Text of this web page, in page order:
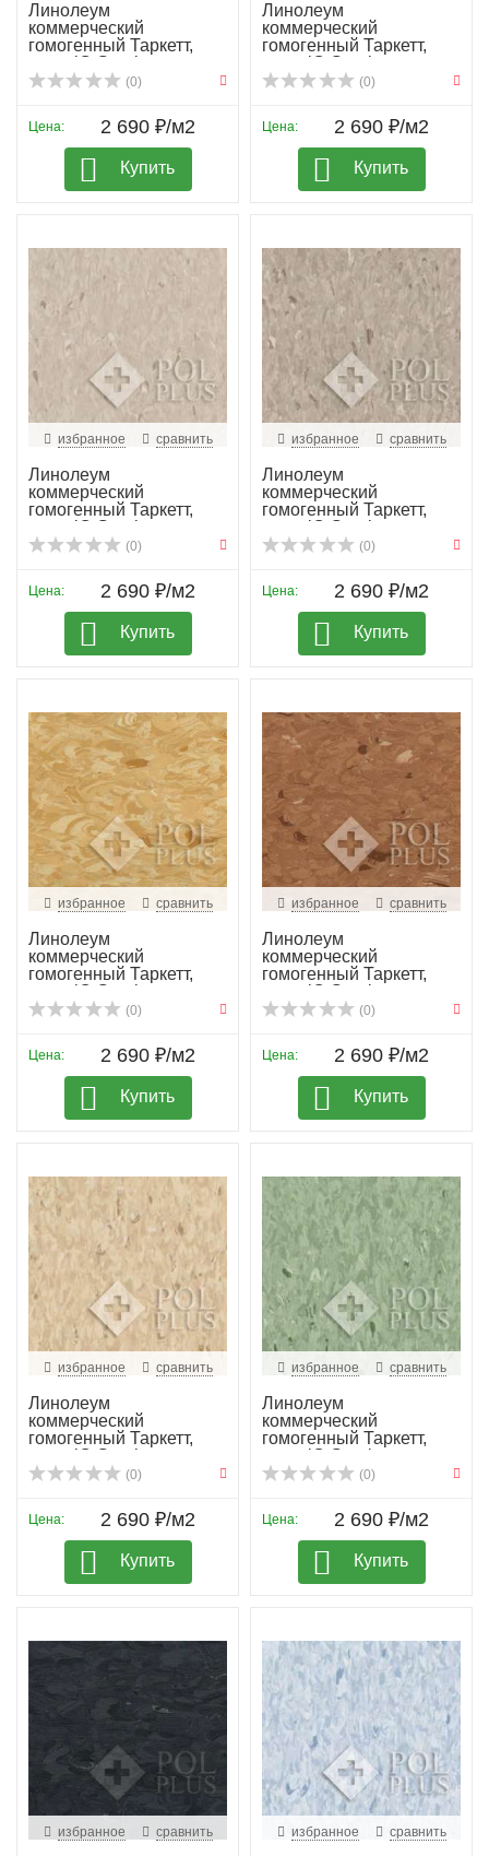
Линолеум
коммерческий
гомогенный Таркетт,
колл. iQ Granit...
(0)
Цена: 2 690 ₽/м2
Купить
Линолеум
коммерческий
гомогенный Таркетт,
колл. iQ Granit...
(0)
Цена: 2 690 ₽/м2
Купить
избранное сравнить
Линолеум
коммерческий
гомогенный Таркетт,
колл. iQ Granit...
(0)
Цена: 2 690 ₽/м2
Купить
избранное сравнить
Линолеум
коммерческий
гомогенный Таркетт,
колл. iQ Granit...
(0)
Цена: 2 690 ₽/м2
Купить
избранное сравнить
Линолеум
коммерческий
гомогенный Таркетт,
колл. iQ Granit...
(0)
Цена: 2 690 ₽/м2
Купить
избранное сравнить
Линолеум
коммерческий
гомогенный Таркетт,
колл. iQ Granit...
(0)
Цена: 2 690 ₽/м2
Купить
избранное сравнить
Линолеум
коммерческий
гомогенный Таркетт,
колл. iQ Granit...
(0)
Цена: 2 690 ₽/м2
Купить
избранное сравнить
Линолеум
коммерческий
гомогенный Таркетт,
колл. iQ Granit...
(0)
Цена: 2 690 ₽/м2
Купить
избранное сравнить избранное сравнить